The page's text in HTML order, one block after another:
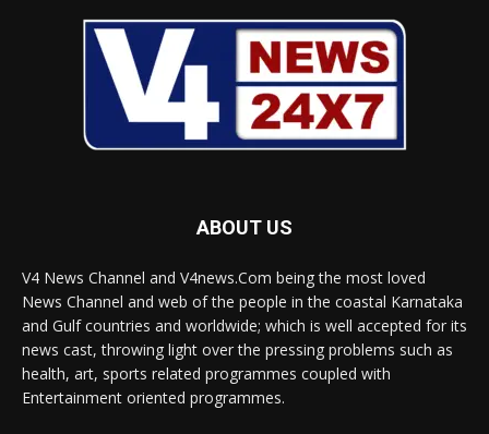
ABOUT US
V4 News Channel and V4news.Com being the most loved
News Channel and web of the people in the coastal Karnataka
and Gulf countries and worldwide; which is well accepted for its
news cast, throwing light over the pressing problems such as
health, art, sports related programmes coupled with
Entertainment oriented programmes.